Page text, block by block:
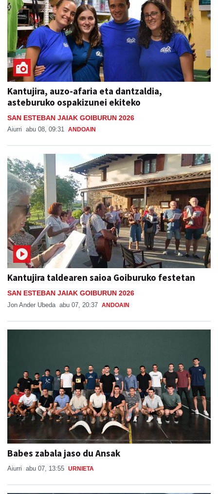
Kantujira, auzo-afaria eta dantzaldia,
asteburuko ospakizunei ekiteko
SAN ESTEBAN JAIAK GOIBURUN 2026
Aiurri abu 08, 09:31 ANDOAIN
Kantujira taldearen saioa Goiburuko festetan
SAN ESTEBAN JAIAK GOIBURUN 2026
Jon Ander Ubeda abu 07, 20:37 ANDOAIN
Babes zabala jaso du Ansak
Aiurri abu 07, 13:55 URNIETA